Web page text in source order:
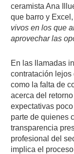
ceramista Ana
que barro y
vivos en los que
aprovechar las
En las llamadas
contratación lejos
como la falta de
acerca del
expectativas
parte de quienes
transparencia
profesional del
implica el